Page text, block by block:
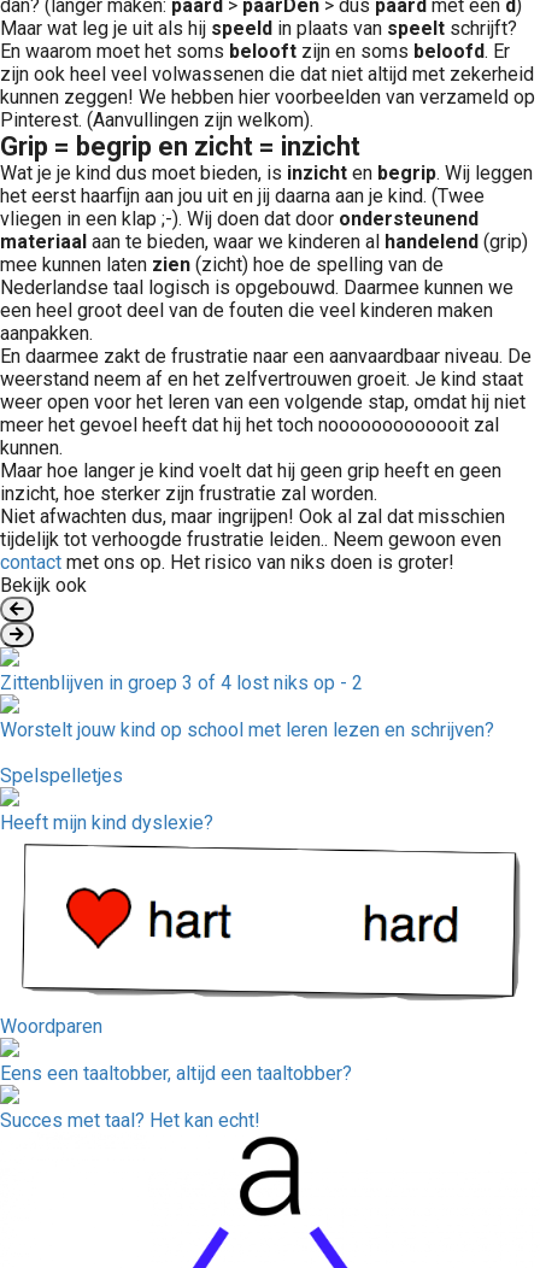
dan? (langer maken: paard > paarDen > dus paard met een d)
Maar wat leg je uit als hij speeld in plaats van speelt schrijft?
En waarom moet het soms belooft zijn en soms beloofd. Er
zijn ook heel veel volwassenen die dat niet altijd met zekerheid
kunnen zeggen! We hebben hier voorbeelden van verzameld op
Pinterest. (Aanvullingen zijn welkom).
Grip = begrip en zicht = inzicht
Wat je je kind dus moet bieden, is inzicht en begrip. Wij leggen
het eerst haarfijn aan jou uit en jij daarna aan je kind. (Twee
vliegen in een klap ;-). Wij doen dat door ondersteunend
materiaal aan te bieden, waar we kinderen al handelend (grip)
mee kunnen laten zien (zicht) hoe de spelling van de
Nederlandse taal logisch is opgebouwd. Daarmee kunnen we
een heel groot deel van de fouten die veel kinderen maken
aanpakken.
En daarmee zakt de frustratie naar een aanvaardbaar niveau. De
weerstand neem af en het zelfvertrouwen groeit. Je kind staat
weer open voor het leren van een volgende stap, omdat hij niet
meer het gevoel heeft dat hij het toch nooooooooooooit zal
kunnen.
Maar hoe langer je kind voelt dat hij geen grip heeft en geen
inzicht, hoe sterker zijn frustratie zal worden.
Niet afwachten dus, maar ingrijpen! Ook al zal dat misschien
tijdelijk tot verhoogde frustratie leiden.. Neem gewoon even
contact met ons op. Het risico van niks doen is groter!
Bekijk ook
Zittenblijven in groep 3 of 4 lost niks op - 2
Worstelt jouw kind op school met leren lezen en schrijven?
Spelspelletjes
Heeft mijn kind dyslexie?
Woordparen
Eens een taaltobber, altijd een taaltobber?
Succes met taal? Het kan echt!